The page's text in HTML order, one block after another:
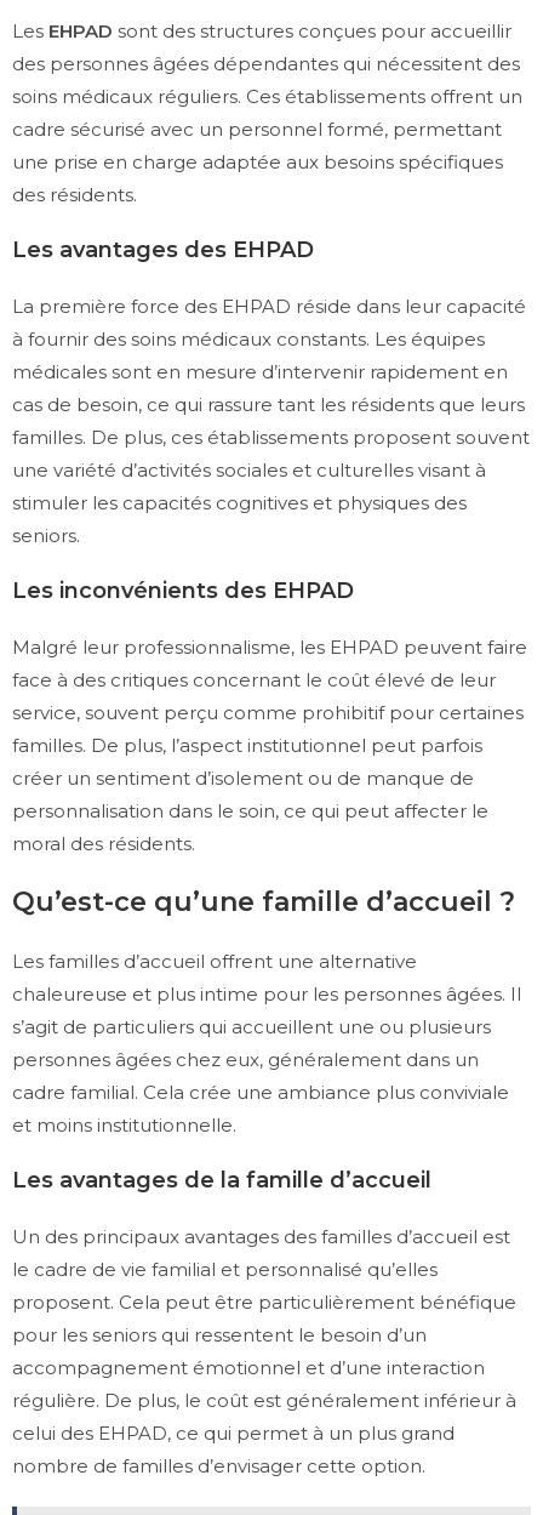
Les EHPAD sont des structures conçues pour accueillir
des personnes âgées dépendantes qui nécessitent des
soins médicaux réguliers. Ces établissements offrent un
cadre sécurisé avec un personnel formé, permettant
une prise en charge adaptée aux besoins spécifiques
des résidents.
Les avantages des EHPAD
La première force des EHPAD réside dans leur capacité
à fournir des soins médicaux constants. Les équipes
médicales sont en mesure d’intervenir rapidement en
cas de besoin, ce qui rassure tant les résidents que leurs
familles. De plus, ces établissements proposent souvent
une variété d’activités sociales et culturelles visant à
stimuler les capacités cognitives et physiques des
seniors.
Les inconvénients des EHPAD
Malgré leur professionnalisme, les EHPAD peuvent faire
face à des critiques concernant le coût élevé de leur
service, souvent perçu comme prohibitif pour certaines
familles. De plus, l’aspect institutionnel peut parfois
créer un sentiment d’isolement ou de manque de
personnalisation dans le soin, ce qui peut affecter le
moral des résidents.
Qu’est-ce qu’une famille d’accueil ?
Les familles d’accueil offrent une alternative
chaleureuse et plus intime pour les personnes âgées. Il
s’agit de particuliers qui accueillent une ou plusieurs
personnes âgées chez eux, généralement dans un
cadre familial. Cela crée une ambiance plus conviviale
et moins institutionnelle.
Les avantages de la famille d’accueil
Un des principaux avantages des familles d’accueil est
le cadre de vie familial et personnalisé qu’elles
proposent. Cela peut être particulièrement bénéfique
pour les seniors qui ressentent le besoin d’un
accompagnement émotionnel et d’une interaction
régulière. De plus, le coût est généralement inférieur à
celui des EHPAD, ce qui permet à un plus grand
nombre de familles d’envisager cette option.